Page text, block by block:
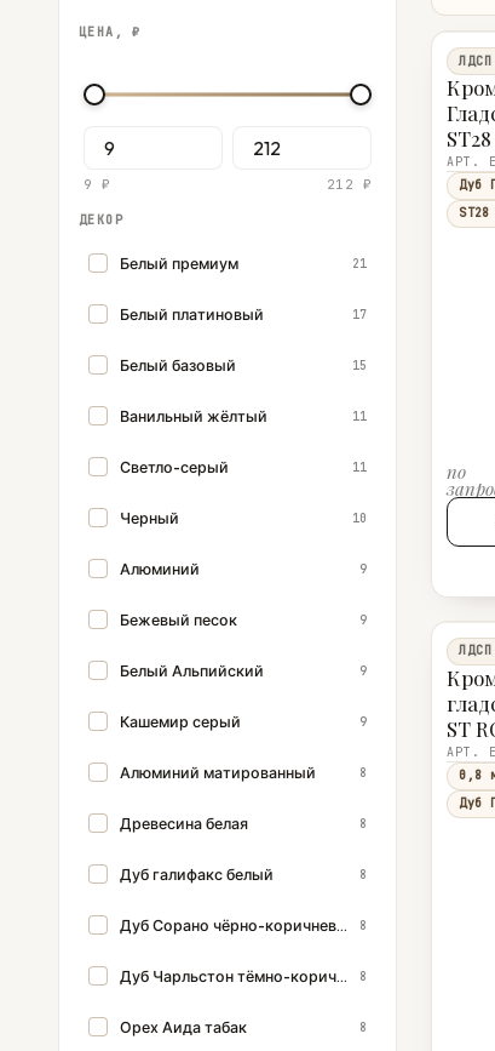
ЦЕНА, ₽
9 ₽ 212 ₽
ДЕКОР
Белый премиум 21
Белый платиновый 17
Белый базовый 15
Ванильный жёлтый 11
Светло-серый 11
Черный 10
Алюминий 9
Бежевый песок 9
Белый Альпийский 9
Кашемир серый 9
Алюминий матированный 8
Древесина белая 8
Дуб галифакс белый 8
Дуб Сорано чёрно-коричневый 8
Дуб Чарльстон тёмно-коричневый 8
Орех Аида табак 8
АРТ.
Дуб
по
ST
АРТ.
0,8
Дуб